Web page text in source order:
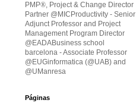
PMP®, Project & Change Director
Partner @MICProductivity - Senior
Adjunct Professor and Project
Management Program Director
@EADABusiness school
barcelona - Associate Professor
@EUGinformatica (@UAB) and
@UManresa
Páginas